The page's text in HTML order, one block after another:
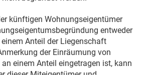
künftigen Wohnungseigentümer
entweder
Anteil der Liegenschaft
der Einräumung von
einem Anteil eingetragen ist, kann